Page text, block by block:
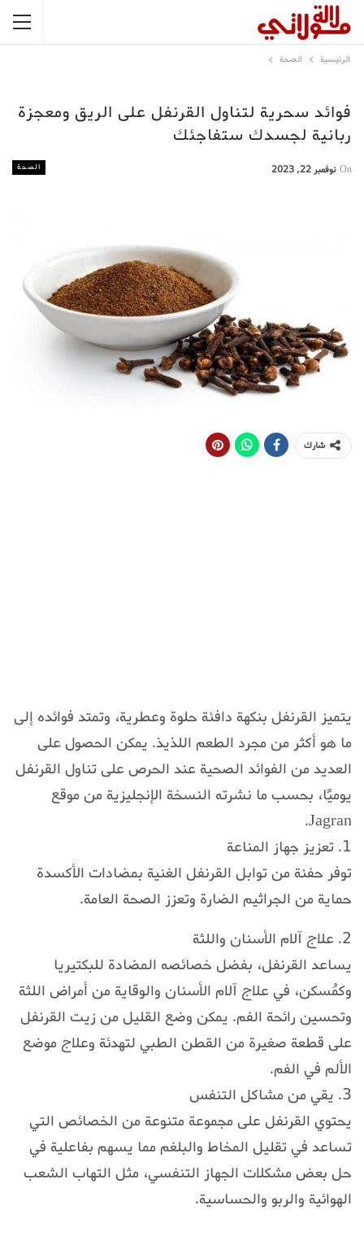
الرئيسية الصحة
فوائد سحرية لتناول القرنفل على الريق ومعجزة
ربانية لجسدك ستفاجئك
الصحة On نوفمبر 22, 2023
شارك
يتميز القرنفل بنكهة دافئة حلوة وعطرية، وتمتد فوائده إلى
ما هو أكثر من مجرد الطعم اللذيذ. يمكن الحصول على
العديد من الفوائد الصحية عند الحرص على تناول القرنفل
يوميًا، بحسب ما نشرته النسخة الإنجليزية من موقع
Jagran.
1. تعزيز جهاز المناعة
توفر حفنة من توابل القرنفل الغنية بمضادات الأكسدة
حماية من الجراثيم الضارة وتعزز الصحة العامة.
2. علاج آلام الأسنان واللثة
يساعد القرنفل، بفضل خصائصه المضادة للبكتيريا
وكمُسكن، في علاج آلام الأسنان والوقاية من أمراض اللثة
وتحسين رائحة الفم. يمكن وضع القليل من زيت القرنفل
على قطعة صغيرة من القطن الطبي لتهدئة وعلاج موضع
الألم في الفم.
3. يقي من مشاكل التنفس
يحتوي القرنفل على مجموعة متنوعة من الخصائص التي
تساعد في تقليل المخاط والبلغم مما يسهم بفاعلية في
حل بعض مشكلات الجهاز التنفسي، مثل التهاب الشعب
الهوائية والربو والحساسية.